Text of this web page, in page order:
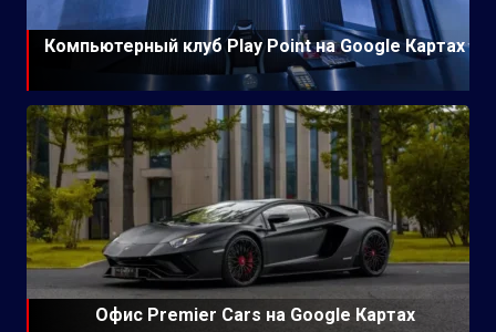
Компьютерный клуб Play Point на Google Картах
Офис Premier Cars на Google Картах